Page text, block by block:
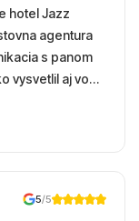
hotel Jazz
agentura
s panom
vysvetlil aj vo
Hotel
more,
5/5